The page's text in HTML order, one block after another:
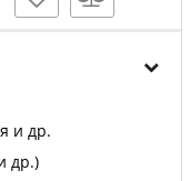
и др.
др.)